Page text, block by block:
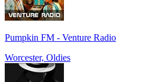
Pumpkin FM - Venture Radio
Worcester, Oldies